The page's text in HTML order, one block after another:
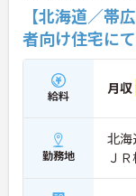
【北海道／帯
者向け住宅に
給料 月収
勤務地
北海
Ｊ